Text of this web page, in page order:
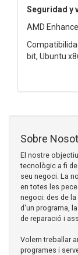
Seguridad y
AMD
bit, Ubuntu
Sobre
El nostre
tecnològic a fi
seu negoci. La
en totes les
negoci: des de
d'un programa,
de reparació i
Volem treballar
programes i